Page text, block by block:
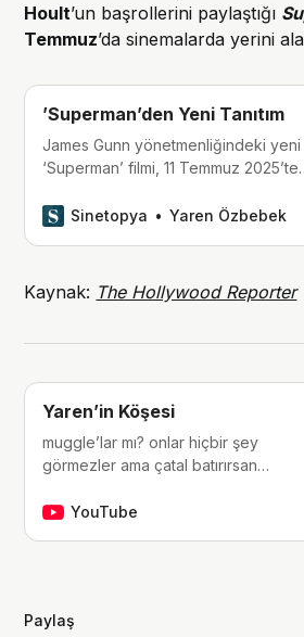
Hoult’un başrollerini paylaştığı
Temmuz’da sinemalarda yerini
’Superman’den Yeni Tanıtım
James Gunn yönetmenliğindeki yeni
‘Superman’ filmi, 11 Temmuz 2025’te
Sinetopya
Yaren Özbebek
Kaynak: The Hollywood Reporter
Yaren’in Köşesi
muggle’lar mı? onlar hiçbir şey
görmezler ama çatal batırırsan
çocukluğumdan beri tutkunu olduğum
de bana eşlik etmek isterseniz,
YouTube
Paylaş